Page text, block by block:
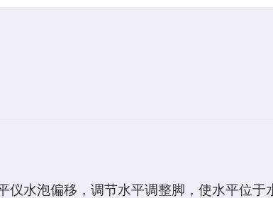
水泡偏移，调节水平调整脚，使水平位于